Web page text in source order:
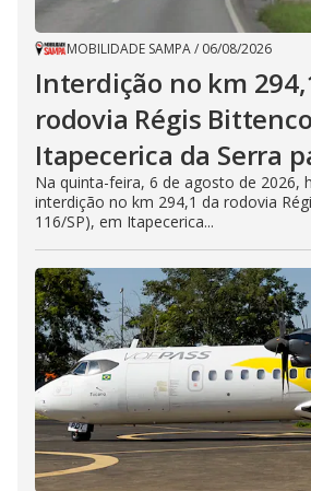
MOBILIDADE SAMPA/ 06/08/2026
Interdição no km
rodovia Régis
Itapecerica da Serra
Na quinta-feira, 6 de agosto de 2026,
interdição no km 294,1 da rodovia
116/SP), em Itapecerica...